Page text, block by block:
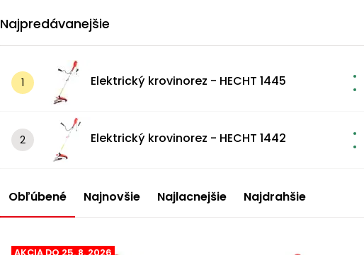
Najpredávanejšie
Elektrický krovinorez - HECHT 1445
Elektrický krovinorez - HECHT 1442
Obľúbené Najnovšie Najlacnejšie Najdrahšie